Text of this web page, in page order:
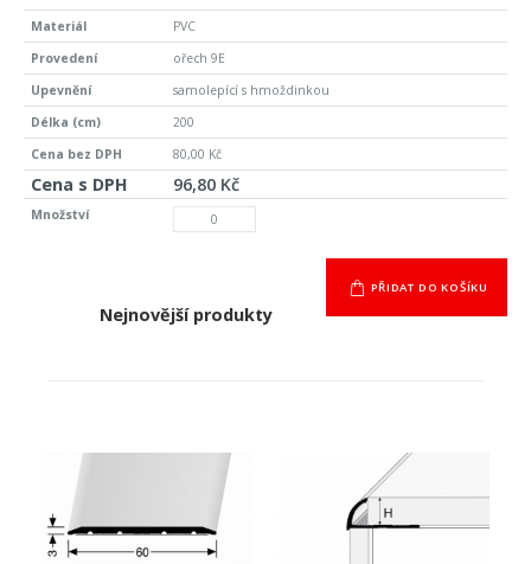
PVC
ořech 9E
samolepící s hmoždinkou
200
80,00 Kč
96,80 Kč
PŘIDAT DO KOŠÍKU
Nejnovější produkty